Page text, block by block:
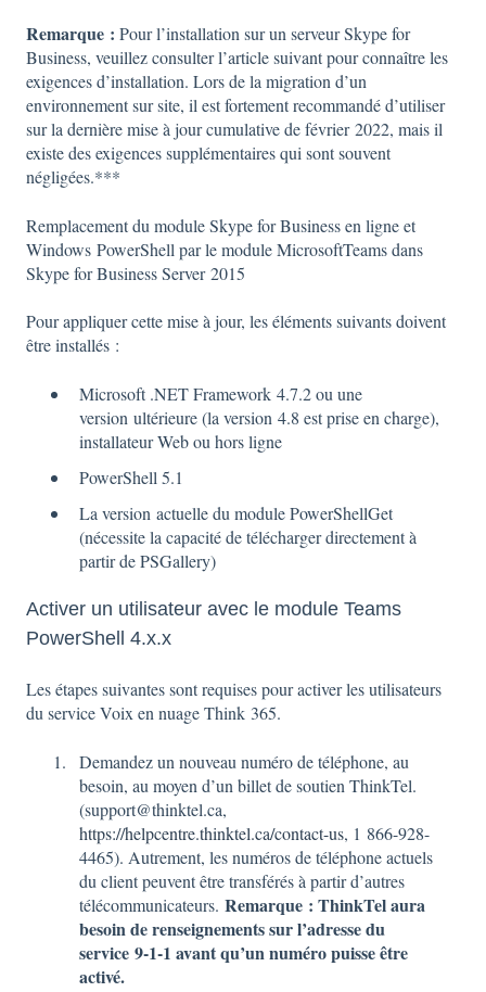
Remarque : Pour l’installation sur un serveur Skype for
Business, veuillez consulter l’article suivant pour connaître les
exigences d’installation. Lors de la migration d’un
environnement sur site, il est fortement recommandé d’utiliser
sur la dernière mise à jour cumulative de février 2022, mais il
existe des exigences supplémentaires qui sont souvent
négligées.***
Remplacement du module Skype for Business en ligne et
Windows PowerShell par le module MicrosoftTeams dans
Skype for Business Server 2015
Pour appliquer cette mise à jour, les éléments suivants doivent
être installés :
Microsoft .NET Framework 4.7.2 ou une
version ultérieure (la version 4.8 est prise en charge),
installateur Web ou hors ligne
PowerShell 5.1
La version actuelle du module PowerShellGet
(nécessite la capacité de télécharger directement à
partir de PSGallery)
Activer un utilisateur avec le module Teams
PowerShell 4.x.x
Les étapes suivantes sont requises pour activer les utilisateurs
du service Voix en nuage Think 365.
Demandez un nouveau numéro de téléphone, au
besoin, au moyen d’un billet de soutien ThinkTel.
(support@thinktel.ca,
https://helpcentre.thinktel.ca/contact-us, 1 866-928-
4465). Autrement, les numéros de téléphone actuels
du client peuvent être transférés à partir d’autres
télécommunicateurs. Remarque : ThinkTel aura
besoin de renseignements sur l’adresse du
service 9-1-1 avant qu’un numéro puisse être
activé.